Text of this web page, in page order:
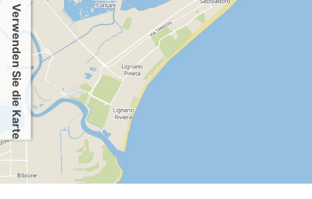
Verwenden Sie die Karte